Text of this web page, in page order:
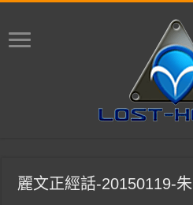
麗文正經話-20150119-